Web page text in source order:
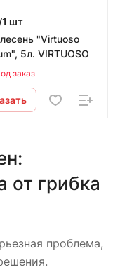
шт
"Virtuoso
5л. VIRTUOSO
заказ
от грибка
проблема,